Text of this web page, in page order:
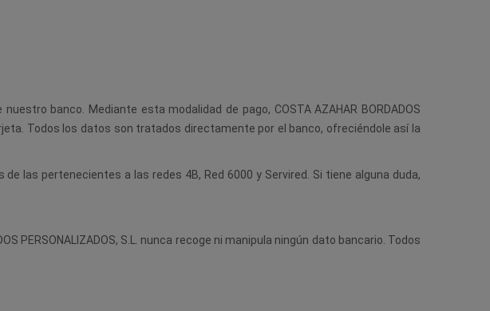
banco. Mediante esta modalidad de pago, COSTA AZAHAR BORDADOS
Todos los datos son tratados directamente por el banco, ofreciéndole así la
las pertenecientes a las redes 4B, Red 6000 y Servired. Si tiene alguna duda,
PERSONALIZADOS, S.L. nunca recoge ni manipula ningún dato bancario. Todos